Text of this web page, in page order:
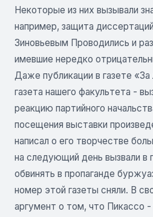
Некоторые из них вызывали
например, защита
Зиновьевым Проводились и
имевшие нередко
Даже публикации в газете «За
газета нашего факультета -
реакцию партийного
посещения выставки
написал о его творчестве
на следующий день вызвали в
обвинять в пропаганде
номер этой газеты сняли. В
аргумент о том, что Пикассо